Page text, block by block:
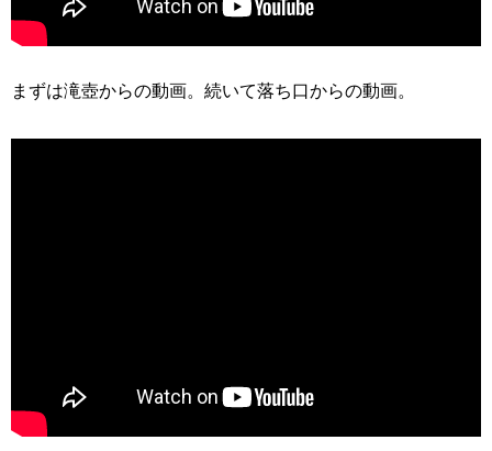
まずは滝壺からの動画。続いて落ち口からの動画。